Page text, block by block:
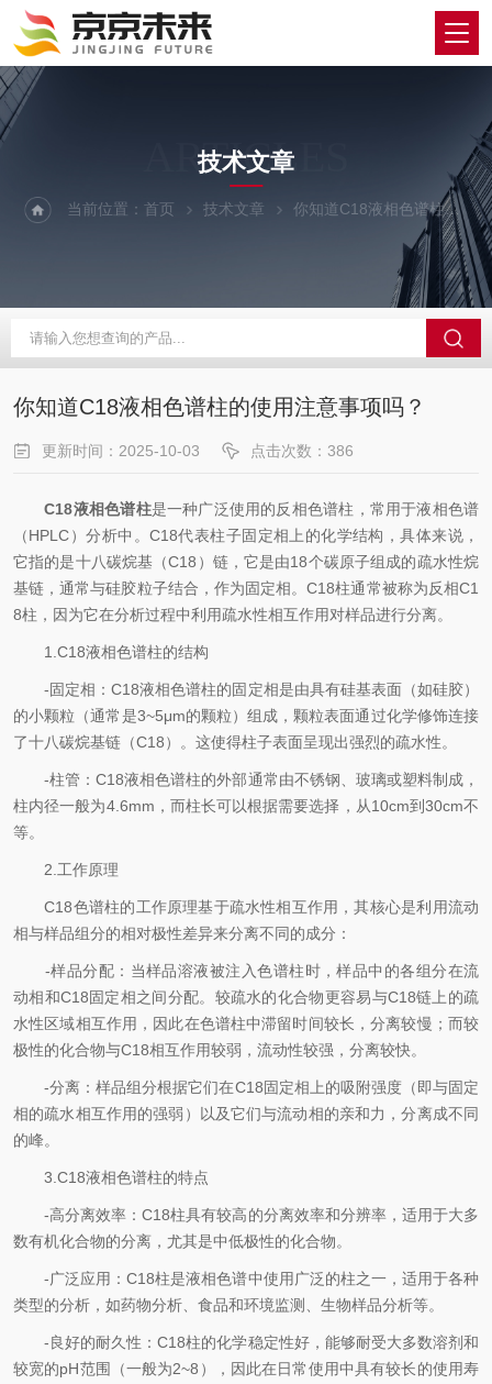
ARTICLES
技术文章
当前位置：首页 技术文章 你知道C18液相色谱柱的使用注意事项吗？
你知道C18液相色谱柱的使用注意事项吗？
更新时间：2025-10-03 点击次数：386
C18液相色谱柱是一种广泛使用的反相色谱柱，常用于液相色谱
（HPLC）分析中。C18代表柱子固定相上的化学结构，具体来说，
它指的是十八碳烷基（C18）链，它是由18个碳原子组成的疏水性烷
基链，通常与硅胶粒子结合，作为固定相。C18柱通常被称为反相C1
8柱，因为它在分析过程中利用疏水性相互作用对样品进行分离。
1.C18液相色谱柱的结构
-固定相：C18液相色谱柱的固定相是由具有硅基表面（如硅胶）
的小颗粒（通常是3~5μm的颗粒）组成，颗粒表面通过化学修饰连接
了十八碳烷基链（C18）。这使得柱子表面呈现出强烈的疏水性。
-柱管：C18液相色谱柱的外部通常由不锈钢、玻璃或塑料制成，
柱内径一般为4.6mm，而柱长可以根据需要选择，从10cm到30cm不
等。
2.工作原理
C18色谱柱的工作原理基于疏水性相互作用，其核心是利用流动
相与样品组分的相对极性差异来分离不同的成分：
-样品分配：当样品溶液被注入色谱柱时，样品中的各组分在流
动相和C18固定相之间分配。较疏水的化合物更容易与C18链上的疏
水性区域相互作用，因此在色谱柱中滞留时间较长，分离较慢；而较
极性的化合物与C18相互作用较弱，流动性较强，分离较快。
-分离：样品组分根据它们在C18固定相上的吸附强度（即与固定
相的疏水相互作用的强弱）以及它们与流动相的亲和力，分离成不同
的峰。
3.C18液相色谱柱的特点
-高分离效率：C18柱具有较高的分离效率和分辨率，适用于大多
数有机化合物的分离，尤其是中低极性的化合物。
-广泛应用：C18柱是液相色谱中使用广泛的柱之一，适用于各种
类型的分析，如药物分析、食品和环境监测、生物样品分析等。
-良好的耐久性：C18柱的化学稳定性好，能够耐受大多数溶剂和
较宽的pH范围（一般为2~8），因此在日常使用中具有较长的使用寿